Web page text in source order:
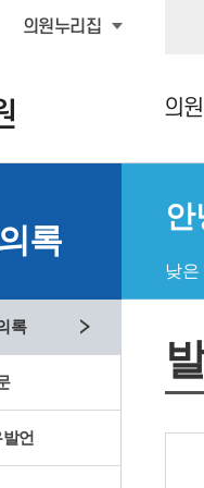
의원누리집
의
록
록
언
안
낮은